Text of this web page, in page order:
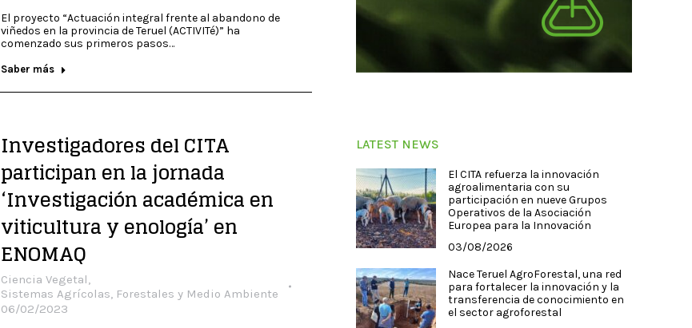
El proyecto “Actuación integral frente al abandono de
viñedos en la provincia de Teruel (ACTIVITé)” ha
comenzado sus primeros pasos…
Saber más
Investigadores del CITA
participan en la jornada
‘Investigación académica en
viticultura y enología’ en
ENOMAQ
Ciencia Vegetal,
Sistemas Agrícolas, Forestales y Medio Ambiente
06/02/2023
LATEST NEWS
El CITA refuerza la innovación
agroalimentaria con su
participación en nueve Grupos
Operativos de la Asociación
Europea para la Innovación
03/08/2026
Nace Teruel AgroForestal, una red
para fortalecer la innovación y la
transferencia de conocimiento en
el sector agroforestal